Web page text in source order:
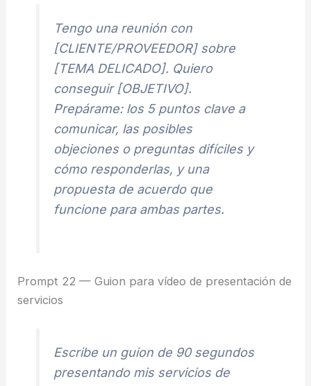
Tengo una reunión con
[CLIENTE/PROVEEDOR] sobre
[TEMA DELICADO]. Quiero
conseguir [OBJETIVO].
Prepárame: los 5 puntos clave a
comunicar, las posibles
objeciones o preguntas difíciles y
cómo responderlas, y una
propuesta de acuerdo que
funcione para ambas partes.
Prompt 22 — Guion para vídeo de presentación de
servicios
Escribe un guion de 90 segundos
presentando mis servicios de